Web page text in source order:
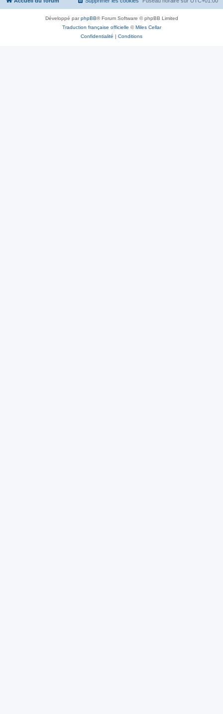
Développé parphpBB® Forum Software © phpBB Limited
Traduction française officielle ©Miles Cellar
Confidentialité | Conditions